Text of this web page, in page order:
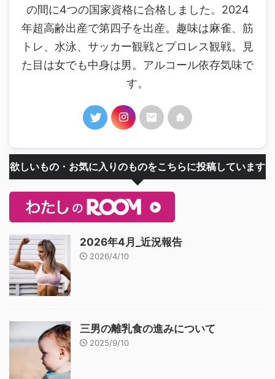
の間に4つの国家資格に合格しました。2024
年超高齢出産で第四子を出産。趣味は麻雀、筋
トレ、水泳、サッカー観戦とプロレス観戦。見
た目は女でも中身は男。アルコール依存気味で
す。
欲しいもの・お気に入りのものをこちらに投稿しています
2026年4月_近況報告
2026/4/10
三男の離乳食の進みについて
2025/9/10